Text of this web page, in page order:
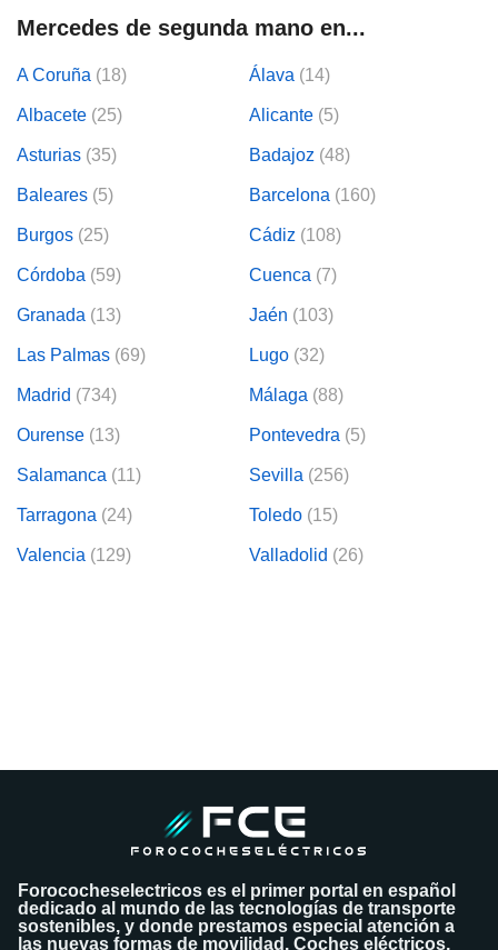
Mercedes de segunda mano en...
A Coruña (18) Álava (14)
Albacete (25) Alicante (5)
Asturias (35) Badajoz (48)
Baleares (5) Barcelona (160)
Burgos (25) Cádiz (108)
Córdoba (59) Cuenca (7)
Granada (13) Jaén (103)
Las Palmas (69) Lugo (32)
Madrid (734) Málaga (88)
Ourense (13) Pontevedra (5)
Salamanca (11) Sevilla (256)
Tarragona (24) Toledo (15)
Valencia (129) Valladolid (26)
Forococheselectricos es el primer portal en español
dedicado al mundo de las tecnologías de transporte
sostenibles, y donde prestamos especial atención a
las nuevas formas de movilidad. Coches eléctricos,